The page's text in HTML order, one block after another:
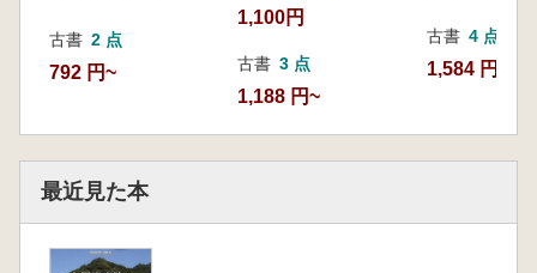
古書 2 点
792 円~
1,100円
古書 3 点
1,188 円~
古書 4 点
1,584 円~
最近見た本